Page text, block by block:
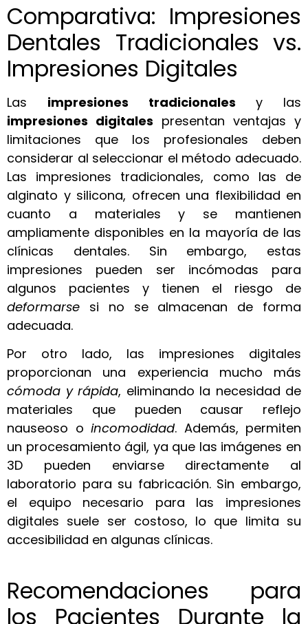
Comparativa: Impresiones
Dentales Tradicionales vs.
Impresiones Digitales
Las impresiones tradicionales y las
impresiones digitales presentan ventajas y
limitaciones que los profesionales deben
considerar al seleccionar el método adecuado.
Las impresiones tradicionales, como las de
alginato y silicona, ofrecen una flexibilidad en
cuanto a materiales y se mantienen
ampliamente disponibles en la mayoría de las
clínicas dentales. Sin embargo, estas
impresiones pueden ser incómodas para
algunos pacientes y tienen el riesgo de
deformarse si no se almacenan de forma
adecuada.
Por otro lado, las impresiones digitales
proporcionan una experiencia mucho más
cómoda y rápida, eliminando la necesidad de
materiales que pueden causar reflejo
nauseoso o incomodidad. Además, permiten
un procesamiento ágil, ya que las imágenes en
3D pueden enviarse directamente al
laboratorio para su fabricación. Sin embargo,
el equipo necesario para las impresiones
digitales suele ser costoso, lo que limita su
accesibilidad en algunas clínicas.
Recomendaciones para
los Pacientes Durante la